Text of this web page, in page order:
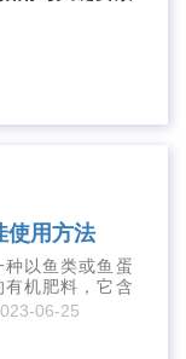
使用方法
以鱼类或鱼蛋
机肥料，它含
，如氮、磷、
子。这些营养
06-25